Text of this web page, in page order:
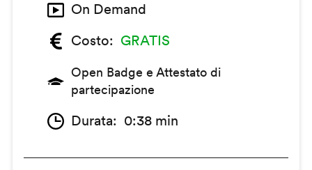
On Demand
Costo
GRATIS
Open Badge e Attestato di
partecipazione
Durata 0:38 min